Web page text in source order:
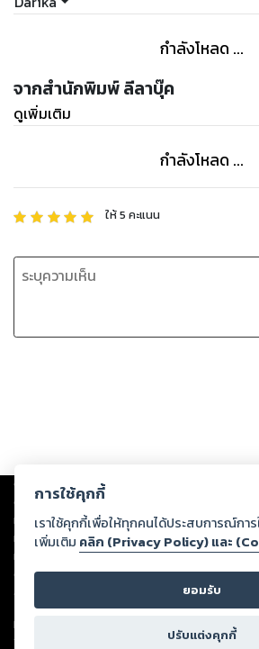
กำลังโหลด ...
จากสำนักพิมพ์ ลีลาบุ๊ค
ดูเพิ่มเติม
กำลังโหลด ...
ให้5 คะแนน
Copyright © 2026
ต่อผลงานหรือเนื้อหาใดที่อัปโหลดผ่านเว็บไซต์และปร
ทรัพย์สินทางปัญญาของบุคคลอื่นหรือขัดต่อกฎหมาย
ทุกท่านโปรดใช้วิจารณญาณในการกลั่นกรองด้วยตน
หนึ่งส่วนใดขัดต่อกฎหมายและศีลธรรม กรุณาแจ้งมา
ดำเนินการในทันที ทั้งนี้ ทางสตอรี่ล็อกขอสงวนลิข
ลิขสิทธิ์ พ.ศ. 2537 (ฉบับล่าสุด)
For support: member@ookbee.com
Version
การใช้คุกกี้
เราใช้คุกกี้เพื่อให้ทุกคนได้ประสบการณ์กา
เพิ่มเติม คลิก (Privacy Policy) และ
ยอมรับ
ปรับแต่งคุกกี้